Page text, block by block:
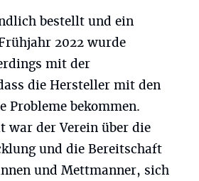
bestellt und ein
2022 wurde
mit der
die Hersteller mit den
Probleme bekommen.
war der Verein über die
und die Bereitschaft
und Mettmanner, sich